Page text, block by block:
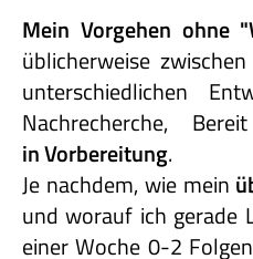
Mein Vorgehen ohne
üblicherweise zwischen
unterschiedlichen
Nachrecherche,
in Vorbereitung.
Je nachdem, wie mein
und worauf ich gerade
einer Woche 0-2